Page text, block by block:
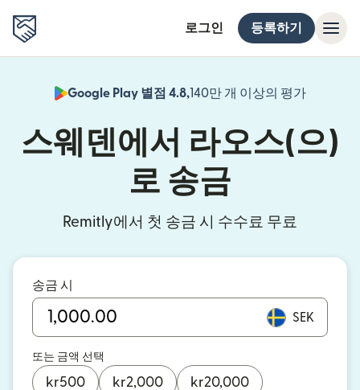
로그인 등록하기
Google Play 별점 4.8,140만 개 이상의 평가
스웨덴에서 라오스(으)
로 송금
Remitly에서 첫 송금 시 수수료 무료
송금 시
SEK
또는 금액 선택
kr500 kr2,000 kr20,000